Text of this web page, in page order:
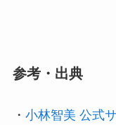
参考・出典
・ 小林智美 公式